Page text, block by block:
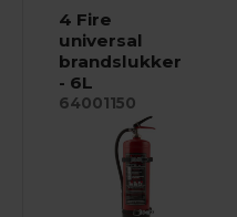
4 Fire
universal
brandslukker
- 6L
64001150